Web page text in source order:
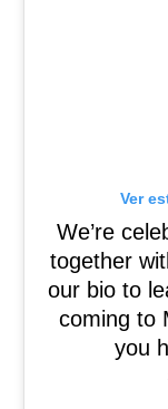
Ver
We’re
together
our bio to
coming to
you